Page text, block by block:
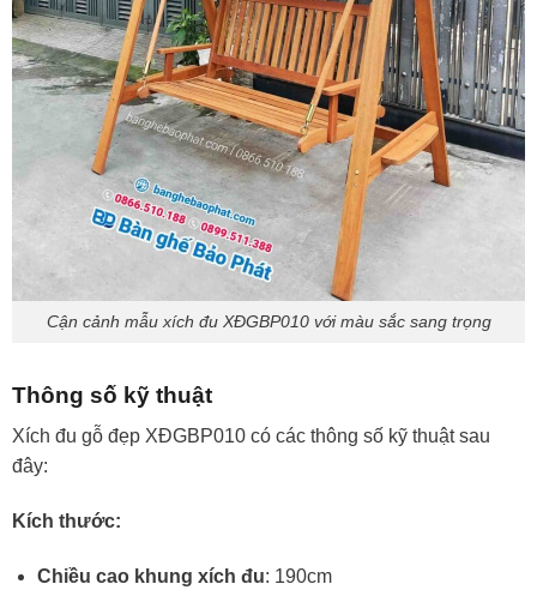
Cận cảnh mẫu xích đu XĐGBP010 với màu sắc sang trọng
Thông số kỹ thuật
Xích đu gỗ đẹp XĐGBP010 có các thông số kỹ thuật sau
đây:
Kích thước:
Chiều cao khung xích đu: 190cm